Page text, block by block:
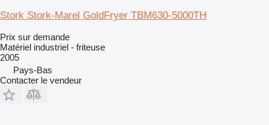
Stork Stork-Marel GoldFryer TBM630-5000TH
Prix sur demande
Matériel industriel - friteuse
2005
Pays-Bas
Contacter le vendeur